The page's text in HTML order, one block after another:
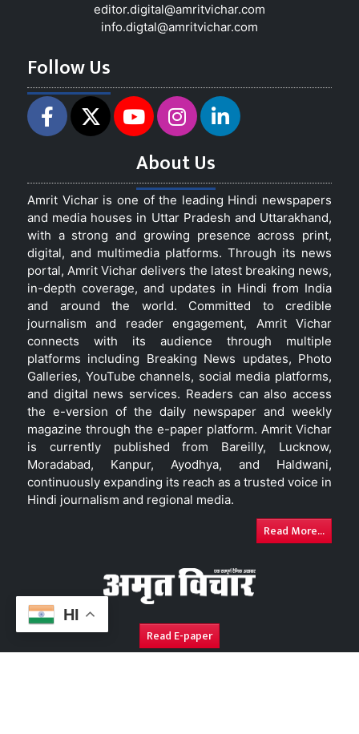
HI
editor.digital@amritvichar.com
info.digtal@amritvichar.com
Follow Us
About Us
Amrit Vichar is one of the leading Hindi newspapers
and media houses in Uttar Pradesh and Uttarakhand,
with a strong and growing presence across print,
digital, and multimedia platforms. Through its news
portal, Amrit Vichar delivers the latest breaking news,
in-depth coverage, and updates in Hindi from India
and around the world. Committed to credible
journalism and reader engagement, Amrit Vichar
connects with its audience through multiple
platforms including Breaking News updates, Photo
Galleries, YouTube channels, social media platforms,
and digital news services. Readers can also access
the e-version of the daily newspaper and weekly
magazine through the e-paper platform. Amrit Vichar
is currently published from Bareilly, Lucknow,
Moradabad, Kanpur, Ayodhya, and Haldwani,
continuously expanding its reach as a trusted voice in
Hindi journalism and regional media.
Read More...
Read E-paper